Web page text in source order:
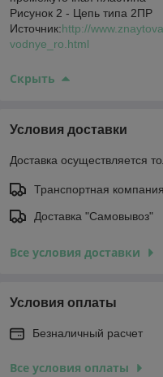
Рисунок 2 - Цепь типа 2ПР
Источник:http://
vodnye_ro.html
Скрыть
Условия доставки
Доставка осуществляется
Транспортная
Доставка "Самовывоз"
Все условия доставки
Условия оплаты
Безналичный расчет
Все условия оплаты